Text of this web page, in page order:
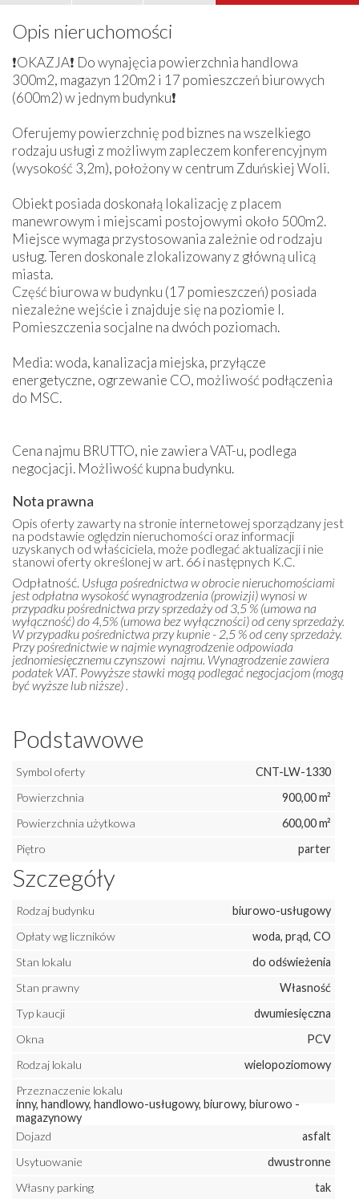
Opis nieruchomości
❗OKAZJA❗ Do wynajęcia powierzchnia handlowa
300m2, magazyn 120m2 i 17 pomieszczeń biurowych
(600m2) w jednym budynku❗
Oferujemy powierzchnię pod biznes na wszelkiego
rodzaju usługi z możliwym zapleczem konferencyjnym
(wysokość 3,2m), położony w centrum Zduńskiej Woli.
Obiekt posiada doskonałą lokalizację z placem
manewrowym i miejscami postojowymi około 500m2.
Miejsce wymaga przystosowania zależnie od rodzaju
usług. Teren doskonale zlokalizowany z główną ulicą
miasta.
Część biurowa w budynku (17 pomieszczeń) posiada
niezależne wejście i znajduje się na poziomie I.
Pomieszczenia socjalne na dwóch poziomach.
Media: woda, kanalizacja miejska, przyłącze
energetyczne, ogrzewanie CO, możliwość podłączenia
do MSC.
Cena najmu BRUTTO, nie zawiera VAT-u, podlega
negocjacji. Możliwość kupna budynku.
Nota prawna
Opis oferty zawarty na stronie internetowej sporządzany jest
na podstawie oględzin nieruchomości oraz informacji
uzyskanych od właściciela, może podlegać aktualizacji i nie
stanowi oferty określonej w art. 66 i następnych K.C.
Odpłatność. Usługa pośrednictwa w obrocie nieruchomościami
jest odpłatna wysokość wynagrodzenia (prowizji) wynosi w
przypadku pośrednictwa przy sprzedaży od 3,5 % (umowa na
wyłączność) do 4,5% (umowa bez wyłączności) od ceny sprzedaży.
W przypadku pośrednictwa przy kupnie - 2,5 % od ceny sprzedaży.
Przy pośrednictwie w najmie wynagrodzenie odpowiada
jednomiesięcznemu czynszowi najmu. Wynagrodzenie zawiera
podatek VAT. Powyższe stawki mogą podlegać negocjacjom (mogą
być wyższe lub niższe) .
Podstawowe
Symbol oferty
CNT-LW-1330
Powierzchnia
900,00 m²
Powierzchnia użytkowa
600,00 m²
Piętro
parter
Szczegóły
Rodzaj budynku
biurowo-usługowy
Opłaty wg liczników
woda, prąd, CO
Stan lokalu
do odświeżenia
Stan prawny
Własność
Typ kaucji
dwumiesięczna
Okna
PCV
Rodzaj lokalu
wielopoziomowy
Przeznaczenie lokalu
inny, handlowy, handlowo-usługowy, biurowy, biurowo -
magazynowy
Dojazd
asfalt
Usytuowanie
dwustronne
Własny parking
tak